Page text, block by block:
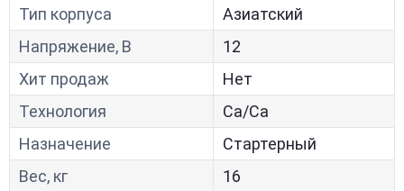
Тип корпуса
Азиатский
Напряжение, В
12
Хит продаж
Нет
Технология
Са/Са
Назначение
Стартерный
Вес, кг
16